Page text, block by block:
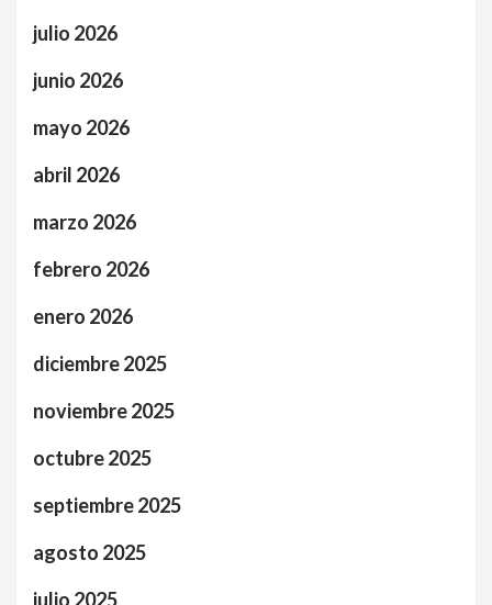
julio 2026
junio 2026
mayo 2026
abril 2026
marzo 2026
febrero 2026
enero 2026
diciembre 2025
noviembre 2025
octubre 2025
septiembre 2025
agosto 2025
julio 2025